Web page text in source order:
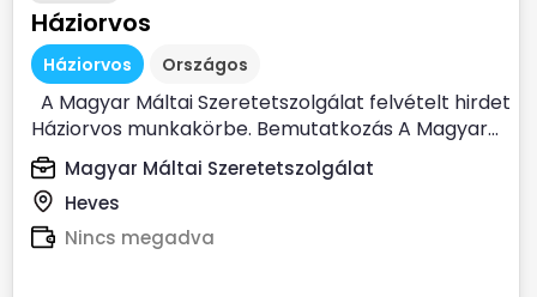
Háziorvos
Háziorvos Országos
A Magyar Máltai Szeretetszolgálat felvételt hirdet
Háziorvos munkakörbe. Bemutatkozás A Magyar...
Magyar Máltai Szeretetszolgálat
Heves
Nincs megadva